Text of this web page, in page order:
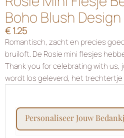
Boho Blush Design
€ 1.25
Romantisch, zacht en precies
bruiloft. De Rosie mini flesjes
Thank you for celebrating with us,
wordt los geleverd, het trechtertje
personaliseer jouw